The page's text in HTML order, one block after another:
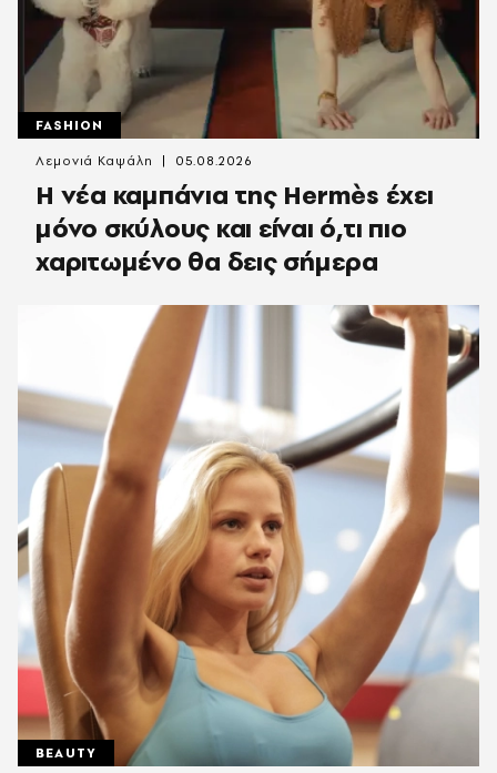
FASHION
Η νέα καμπάνια της Hermès έχει
μόνο σκύλους και είναι ό,τι πιο
χαριτωμένο θα δεις σήμερα
Λεμονιά Καψάλη 05.08.2026
BEAUTY